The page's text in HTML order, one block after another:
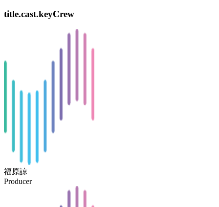
title.cast.keyCrew
福原諒
Producer